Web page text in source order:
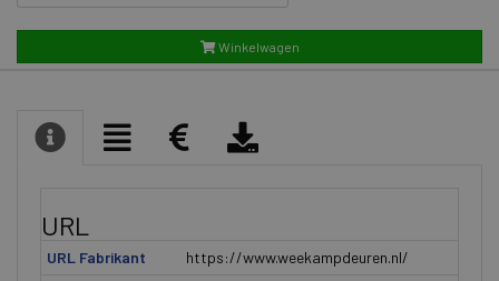
Winkelwagen
URL
URL Fabrikant
https://www.weekampdeuren.nl/